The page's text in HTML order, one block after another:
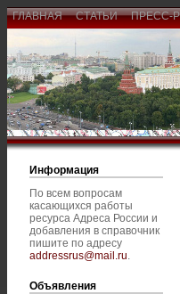
ГЛАВНАЯ СТАТЬИ ПРЕСС-
Информация
По всем вопросам
касающихся работы
ресурса Адреса России и
добавления в справочник
пишите по адресу
addressrus@mail.ru.
Объявления